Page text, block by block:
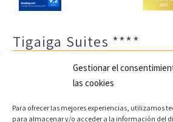
Gestionar el
las cookies
Para ofrecer las mejores experiencias, utilizamos
para almacenar y/o acceder a la información del
Tigaiga Suites ****